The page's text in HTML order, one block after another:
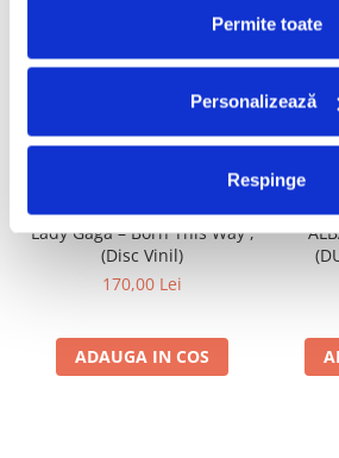
Permite toate
Personalizează
Respinge
FRECVENT
Lady Gaga – Born This Way ,
(Disc Vinil)
170,00 Lei
ADAUGA IN COS